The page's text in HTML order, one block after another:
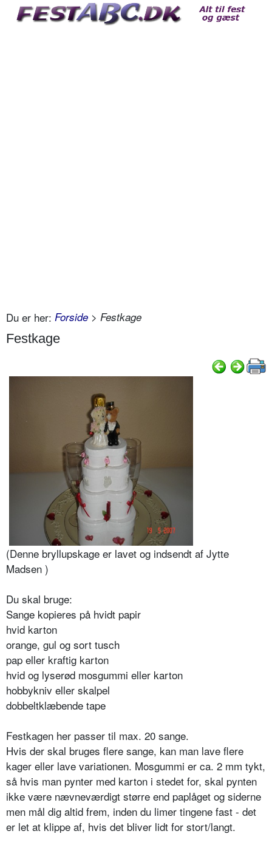
Du er her: Forside > Festkage
Festkage
(Denne bryllupskage er lavet og indsendt af Jytte
Madsen )
Du skal bruge:
Sange kopieres på hvidt papir
hvid karton
orange, gul og sort tusch
pap eller kraftig karton
hvid og lyserød mosgummi eller karton
hobbykniv eller skalpel
dobbeltklæbende tape
Festkagen her passer til max. 20 sange.
Hvis der skal bruges flere sange, kan man lave flere
kager eller lave variationen. Mosgummi er ca. 2 mm tykt,
så hvis man pynter med karton i stedet for, skal pynten
ikke være nævneværdigt større end paplåget og siderne
­men mål dig altid frem, inden du limer tingene fast - det
er let at klippe af, hvis det bliver lidt for stort/langt.